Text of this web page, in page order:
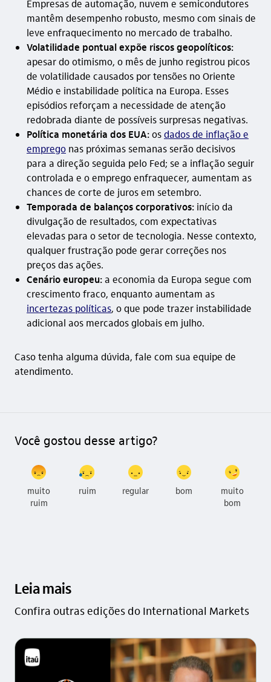
Empresas de automação, nuvem e semicondutores
mantêm desempenho robusto, mesmo com sinais de
leve enfraquecimento no mercado de trabalho.
Volatilidade pontual expõe riscos geopolíticos:
apesar do otimismo, o mês de junho registrou picos
de volatilidade causados por tensões no Oriente
Médio e instabilidade política na Europa. Esses
episódios reforçam a necessidade de atenção
redobrada diante de possíveis surpresas negativas.
Política monetária dos EUA:osdados de inflação e
emprego nas próximas semanas serão decisivos
para a direção seguida pelo Fed; se a inflação seguir
controlada e o emprego enfraquecer, aumentam as
chances de corte de juros em setembro.
Temporada de balanços corporativos: início da
divulgação de resultados, com expectativas
elevadas para o setor de tecnologia. Nesse contexto,
qualquer frustração pode gerar correções nos
preços das ações.
Cenário europeu:a economia da Europa segue com
crescimento fraco, enquanto aumentam as
incertezas políticas, o que pode trazer instabilidade
adicional aos mercados globais em julho.
Caso tenha alguma dúvida, fale com sua equipe de
atendimento.
Você gostou desse artigo?
muito
ruim
ruim regular bom
muito
bom
Leia mais
Confira outras edições do International Markets